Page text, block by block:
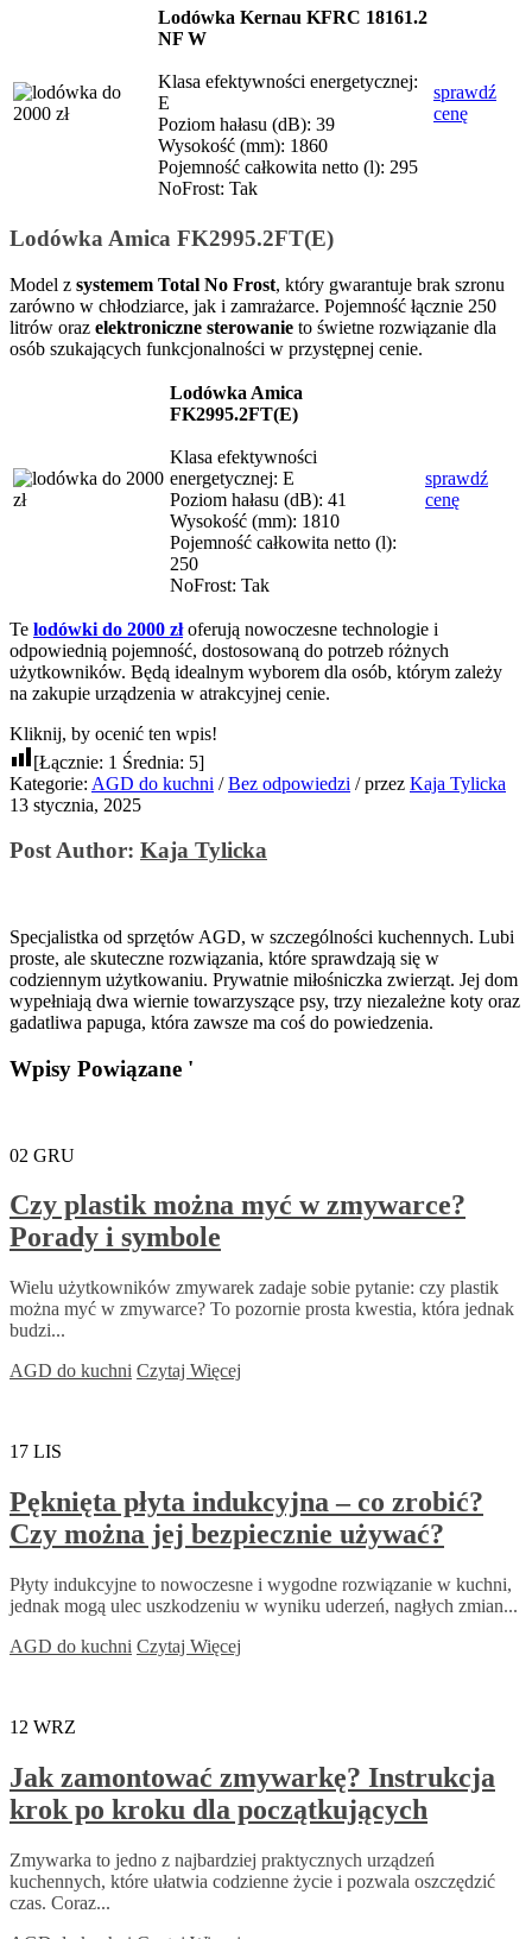
Lodówka Kernau KFRC 18161.2
NF W
Klasa efektywności energetycznej:
E
Poziom hałasu (dB): 39
Wysokość (mm): 1860
Pojemność całkowita netto (l): 295
NoFrost: Tak
sprawdź
cenę
Lodówka Amica FK2995.2FT(E)
Model z systemem Total No Frost, który gwarantuje brak szronu
zarówno w chłodziarce, jak i zamrażarce. Pojemność łącznie 250
litrów oraz elektroniczne sterowanie to świetne rozwiązanie dla
osób szukających funkcjonalności w przystępnej cenie.
Lodówka Amica
FK2995.2FT(E)
Klasa efektywności
energetycznej: E
Poziom hałasu (dB): 41
Wysokość (mm): 1810
Pojemność całkowita netto (l):
250
NoFrost: Tak
sprawdź
cenę
Te lodówki do 2000 złoferują nowoczesne technologie i
odpowiednią pojemność, dostosowaną do potrzeb różnych
użytkowników. Będą idealnym wyborem dla osób, którym zależy
na zakupie urządzenia w atrakcyjnej cenie.
Kliknij, by ocenić ten wpis!
[Łącznie: 1 Średnia: 5]
Kategorie: AGD do kuchni / Bez odpowiedzi /przez Kaja Tylicka
13 stycznia, 2025
Post Author: Kaja Tylicka
Specjalistka od sprzętów AGD, w szczególności kuchennych. Lubi
proste, ale skuteczne rozwiązania, które sprawdzają się w
codziennym użytkowaniu. Prywatnie miłośniczka zwierząt. Jej dom
wypełniają dwa wiernie towarzyszące psy, trzy niezależne koty oraz
gadatliwa papuga, która zawsze ma coś do powiedzenia.
Wpisy Powiązane '
02 GRU
Czy plastik można myć w zmywarce?
Porady i symbole
Wielu użytkowników zmywarek zadaje sobie pytanie: czy plastik
można myć w zmywarce? To pozornie prosta kwestia, która jednak
budzi...
AGD do kuchni Czytaj Więcej
17 LIS
Pęknięta płyta indukcyjna – co zrobić?
Czy można jej bezpiecznie używać?
Płyty indukcyjne to nowoczesne i wygodne rozwiązanie w kuchni,
jednak mogą ulec uszkodzeniu w wyniku uderzeń, nagłych zmian...
AGD do kuchni Czytaj Więcej
12 WRZ
Jak zamontować zmywarkę? Instrukcja
krok po kroku dla początkujących
Zmywarka to jedno z najbardziej praktycznych urządzeń
kuchennych, które ułatwia codzienne życie i pozwala oszczędzić
czas. Coraz...